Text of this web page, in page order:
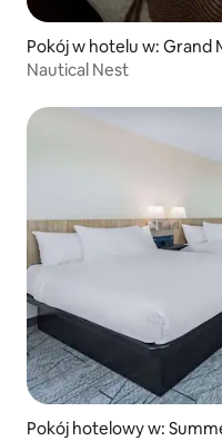
Pokój w hotelu w: Grand
Nautical Nest
Pokój hotelowy w: